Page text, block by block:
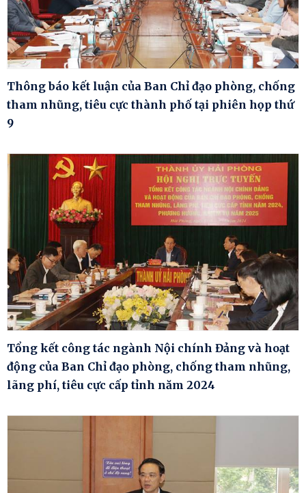
Thông báo kết luận của Ban Chỉ đạo phòng, chống
tham nhũng, tiêu cực thành phố tại phiên họp thứ
9
Tổng kết công tác ngành Nội chính Đảng và hoạt
động của Ban Chỉ đạo phòng, chống tham nhũng,
lãng phí, tiêu cực cấp tỉnh năm 2024